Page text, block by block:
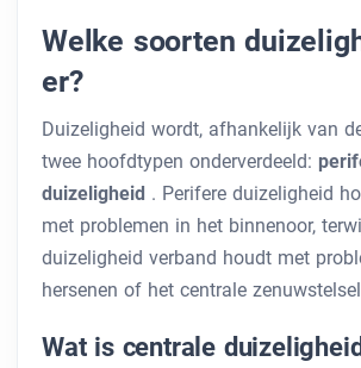
Welke soorten
er?
Duizeligheid wordt, afhankelijk van
twee hoofdtypen onderverdeeld:
duizeligheid . Perifere duizeligheid
met problemen in het binnenoor,
duizeligheid verband houdt met
hersenen of het centrale
Wat is centrale